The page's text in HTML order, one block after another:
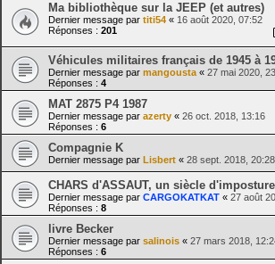
Ma bibliothèque sur la JEEP (et autres)
Dernier message par titi54 « 16 août 2020, 07:52
Réponses : 201
Véhicules militaires français de 1945 à
Dernier message par mangousta « 27 mai 2020,
Réponses : 4
MAT 2875 P4 1987
Dernier message par azerty « 26 oct. 2018, 13:16
Réponses : 6
Compagnie K
Dernier message par Lisbert « 28 sept. 2018, 20:28
CHARS d'ASSAUT, un siècle d'imposture
Dernier message par CARGOKATKAT « 27 août
Réponses : 8
livre Becker
Dernier message par salinois « 27 mars 2018,
Réponses : 6